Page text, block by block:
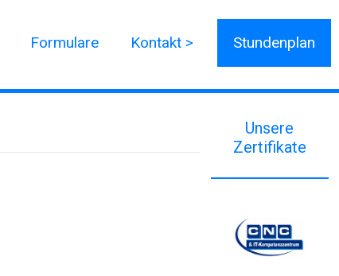
Formulare Kontakt > Stundenplan
Unsere
Zertifikate